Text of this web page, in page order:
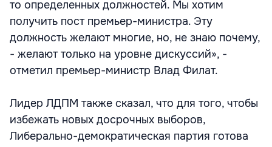
то определенных должностей. Мы хотим
получить пост премьер-министра. Эту
должность желают многие, но, не знаю почему,
- желают только на уровне дискуссий», -
отметил премьер-министр Влад Филат.
Лидер ЛДПМ также сказал, что для того, чтобы
избежать новых досрочных выборов,
Либерально-демократическая партия готова